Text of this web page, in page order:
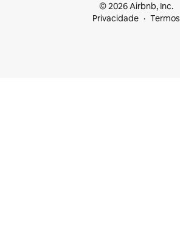
© 2026 Airbnb, Inc.
Privacidade
Termos